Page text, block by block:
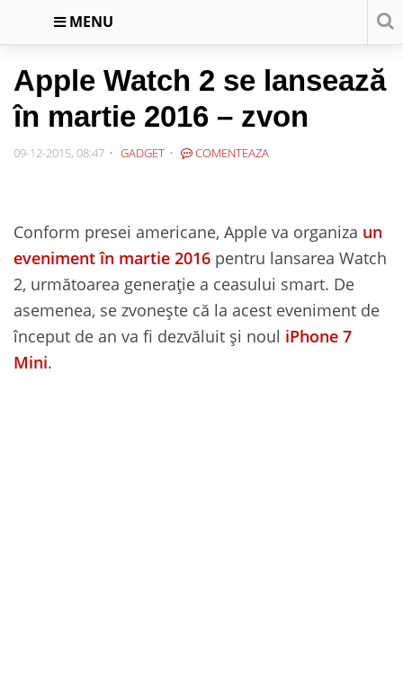
MENU
Apple Watch 2 se lansează
în martie 2016 – zvon
09-12-2015, 08:47 GADGET COMENTEAZA
Conform presei americane, Apple va organiza un
eveniment în martie 2016 pentru lansarea Watch
2, următoarea generație a ceasului smart. De
asemenea, se zvonește că la acest eveniment de
început de an va fi dezvăluit și noul iPhone 7
Mini.